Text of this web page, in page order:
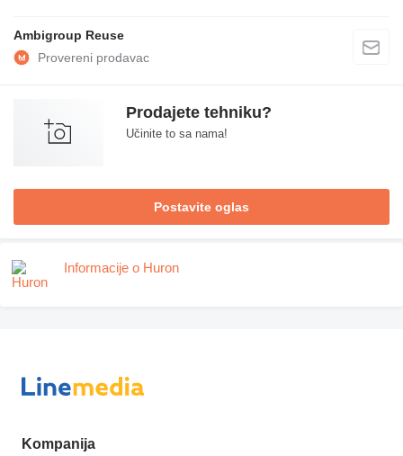
Ambigroup Reuse
Prodajete tehniku?
Učinite to sa nama!
Postavite oglas
Informacije o Huron
Kompanija